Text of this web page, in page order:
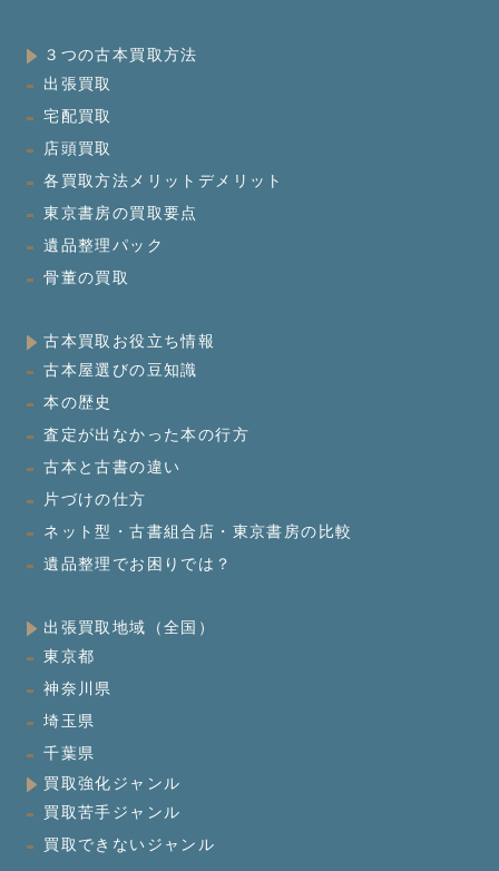
３つの古本買取方法
出張買取
宅配買取
店頭買取
各買取方法メリットデメリット
東京書房の買取要点
遺品整理パック
骨董の買取
古本買取お役立ち情報
古本屋選びの豆知識
本の歴史
査定が出なかった本の行方
古本と古書の違い
片づけの仕方
ネット型・古書組合店・東京書房の比較
遺品整理でお困りでは？
出張買取地域（全国）
東京都
神奈川県
埼玉県
千葉県
買取強化ジャンル
買取苦手ジャンル
買取できないジャンル